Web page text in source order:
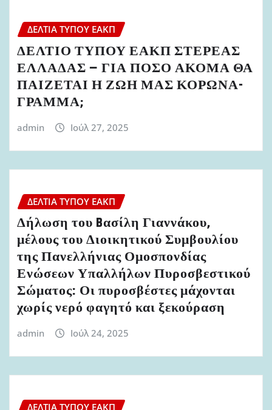
ΔΕΛΤΊΑ ΤΎΠΟΥ ΕΑΚΠ
ΔΕΛΤΙΟ ΤΥΠΟΥ ΕΑΚΠ ΣΤΕΡΕΑΣ
ΕΛΛΑΔΑΣ – ΓΙΑ ΠΟΣΟ ΑΚΟΜΑ ΘΑ
ΠΑΙΖΕΤΑΙ Η ΖΩΗ ΜΑΣ ΚΟΡΩΝΑ-
ΓΡΑΜΜΑ;
admin Ιούλ 27, 2025
ΔΕΛΤΊΑ ΤΎΠΟΥ ΕΑΚΠ
Δήλωση του Bασίλη Γιαννάκου,
μέλους του Διοικητικού Συμβουλίου
της Πανελλήνιας Ομοσπονδίας
Ενώσεων Υπαλλήλων Πυροσβεστικού
Σώματος: Οι πυροσβέστες μάχονται
χωρίς νερό φαγητό και ξεκούραση
admin Ιούλ 24, 2025
ΔΕΛΤΊΑ ΤΎΠΟΥ ΕΑΚΠ